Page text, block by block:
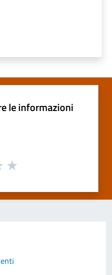
le informazioni